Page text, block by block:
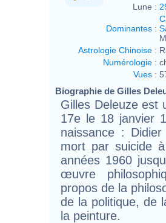
Lune :
Dominantes :
Astrologie Chinoise :
Numérologie :
Vues :
Biographie de Gilles
Gilles Deleuze est
17e le 18 janvier
naissance :
mort par suicide
années 1960
œuvre
propos de la
de la politique, de
la peinture.